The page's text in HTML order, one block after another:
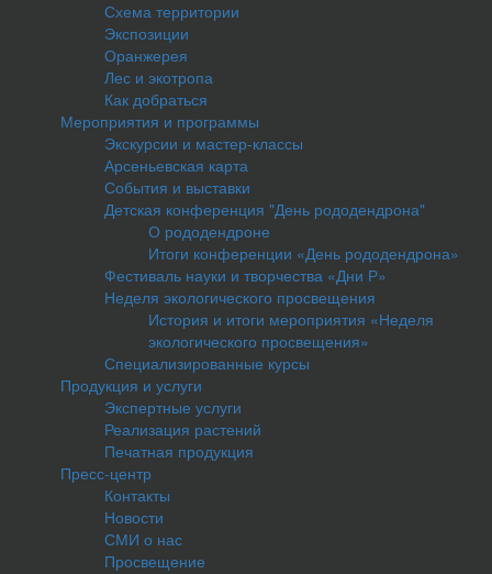
Схема территории
Экспозиции
Оранжерея
Лес и экотропа
Как добраться
Мероприятия и программы
Экскурсии и мастер-классы
Арсеньевская карта
События и выставки
Детская конференция "День рододендрона"
О рододендроне
Итоги конференции «День рододендрона»
Фестиваль науки и творчества «Дни Р»
Неделя экологического просвещения
История и итоги мероприятия «Неделя
экологического просвещения»
Специализированные курсы
Продукция и услуги
Экспертные услуги
Реализация растений
Печатная продукция
Пресс-центр
Контакты
Новости
СМИ о нас
Просвещение